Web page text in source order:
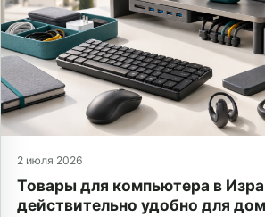
2 июля 2026
Товары для компьютера в
действительно удобно для